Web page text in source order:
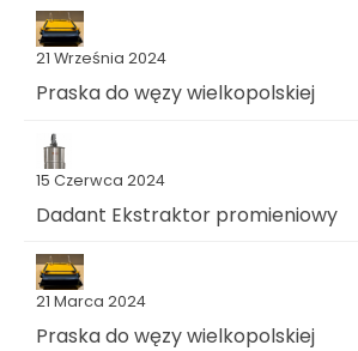
21 Września 2024
Praska do węzy wielkopolskiej
15 Czerwca 2024
Dadant Ekstraktor promieniowy
21 Marca 2024
Praska do węzy wielkopolskiej